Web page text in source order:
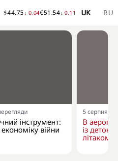
$44.75↓ 0.04€51.54↓ 0.11 UK RU
інструмент:
війни
5 серпня,
В
із
літаком